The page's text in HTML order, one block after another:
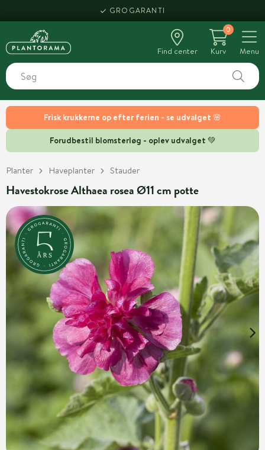
Frisk krukkerne op efter ferien - se udvalget 🌸
Forudbestil blomsterløg - oplev udvalget 💚
GROGARANTI
Find center
0
Kurv
Menu
Planter Haveplanter Stauder
Havestokrose Althaea rosea Ø11 cm potte